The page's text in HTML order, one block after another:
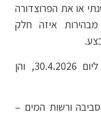
או את הפרוצדורה
מבהירות איזה חלק
נכון למועד זה, ההנחיות בתוקף עד ליום 30.4.2026, והן
ורשות המים –